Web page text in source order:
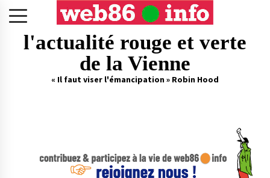
l'actualité rouge et verte
de la Vienne
« Il faut viser l'émancipation » Robin Hood